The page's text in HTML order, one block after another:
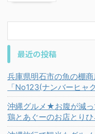
最近の投稿
兵庫県明石市の魚の棚
「No123(ナンバーヒ
沖縄グルメ★お腹が減
鶏とあぐーのお店とりひ